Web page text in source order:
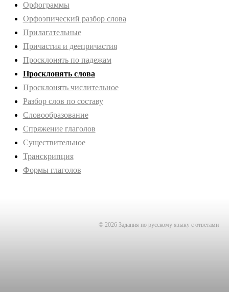
Орфограммы
Орфоэпический разбор слова
Прилагательные
Причастия и деепричастия
Просклонять по падежам
Просклонять слова
Просклонять числительное
Разбор слов по составу
Словообразование
Спряжение глаголов
Существительное
Транскрипция
Формы глаголов
© 2026 Задания по русскому языку с ответами